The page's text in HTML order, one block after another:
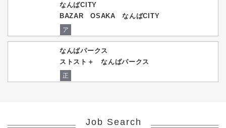
なんばCITY
BAZAR OSAKA なんばCITY
ア
なんばパークス
ストスト＋ なんばパークス
正
Job Search